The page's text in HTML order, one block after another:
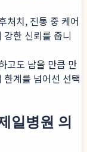
처치, 진통 중 케어
한 신뢰를 줍니
고도 남을 만큼 만
계를 넘어선 선택
일병원 의